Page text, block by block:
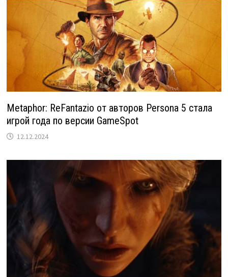
Metaphor: ReFantazio от авторов Persona 5 стала
игрой года по версии GameSpot
12.12.2024